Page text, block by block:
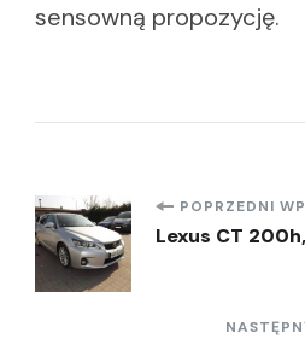
sensowną propozycję.
Nawigacja
wpisu
POPRZEDNI
Lexus CT